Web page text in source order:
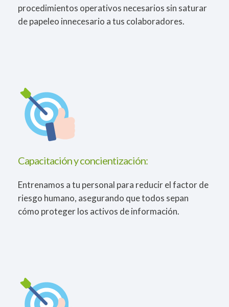
procedimientos operativos necesarios sin saturar
de papeleo innecesario a tus colaboradores.
Capacitación y concientización:
Entrenamos a tu personal para reducir el factor de
riesgo humano, asegurando que todos sepan
cómo proteger los activos de información.